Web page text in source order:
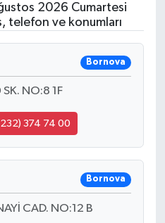
2026 Cumartesi
telefon ve konumları
Bornova
NO:8 1F
374 74 00
Bornova
CAD. NO:12 B